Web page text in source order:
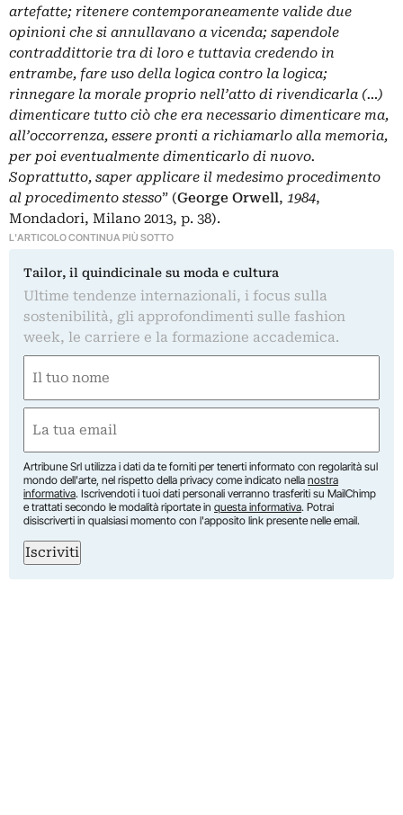
artefatte; ritenere contemporaneamente valide due
opinioni che si annullavano a vicenda; sapendole
contraddittorie tra di loro e tuttavia credendo in
entrambe, fare uso della logica contro la logica;
rinnegare la morale proprio nell’atto di rivendicarla (…)
dimenticare tutto ciò che era necessario dimenticare ma,
all’occorrenza, essere pronti a richiamarlo alla memoria,
per poi eventualmente dimenticarlo di nuovo.
Soprattutto, saper applicare il medesimo procedimento
al procedimento stesso” (George Orwell, 1984,
Mondadori, Milano 2013, p. 38).
L'ARTICOLO CONTINUA PIÙ SOTTO
Tailor, il quindicinale su moda e cultura
Ultime tendenze internazionali, i focus sulla
sostenibilità, gli approfondimenti sulle fashion
week, le carriere e la formazione accademica.
(Required)
First
(Required)
Artribune Srl utilizza i dati da te forniti per tenerti informato con regolarità sul
mondo dell'arte, nel rispetto della privacy come indicato nella nostra
informativa. Iscrivendoti i tuoi dati personali verranno trasferiti su MailChimp
e trattati secondo le modalità riportate in questa informativa. Potrai
disiscriverti in qualsiasi momento con l'apposito link presente nelle email.
Iscriviti